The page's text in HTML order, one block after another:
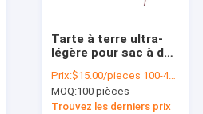
Tarte à terre ultra-
légère pour sac à dos
210T Taffeta de
polyester
Prix:$15.00/pieces 100-499 pieces
MOQ:100 pièces
Trouvez les derniers prix